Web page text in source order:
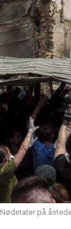
Nødetater på